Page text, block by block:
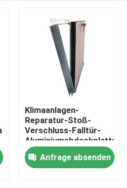
Klimaanlagen-
Reparatur-Stoß-
Verschluss-Falltür-
Aluminiumabdeckplatte
Anfrage absenden